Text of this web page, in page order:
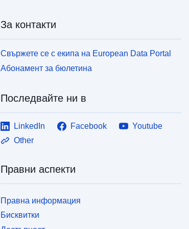
За контакти
Свържете се с екипа на European Data Portal
Абонамент за бюлетина
Последвайте ни в
LinkedIn Facebook
Youtube
Other
Правни аспекти
Правна информация
Бисквитки